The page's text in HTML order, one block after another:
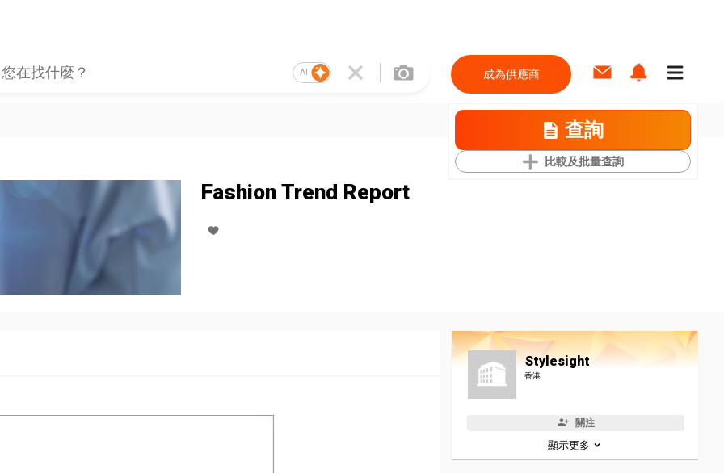
AI 成為供應商
查詢
比較及批量查詢
Fashion Trend Report
Stylesight
香港
關注
顯示更多